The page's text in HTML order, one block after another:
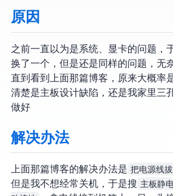
原因
之前一直以为是系统、显卡的问题，于是从
换了一个，但是还是同样的问题，无
直到看到上面那篇博客，原来大概率
清楚是主板设计缺陷，还是我家里三
做好
解决办法
上面那篇博客的解决办法是 把电源线
但是我不想经常关机，于是搜 主板静